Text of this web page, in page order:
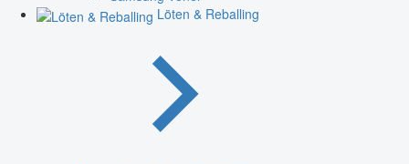
Löten & Reballing